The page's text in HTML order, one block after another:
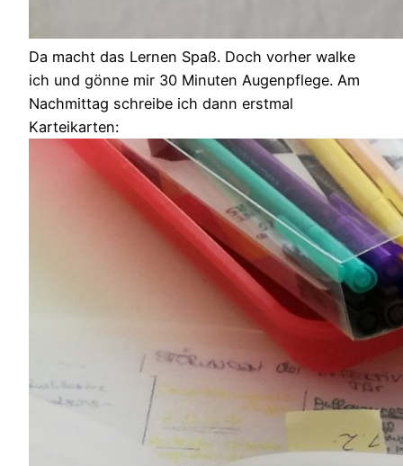
Da macht das Lernen Spaß. Doch vorher walke
ich und gönne mir 30 Minuten Augenpflege. Am
Nachmittag schreibe ich dann erstmal
Karteikarten: